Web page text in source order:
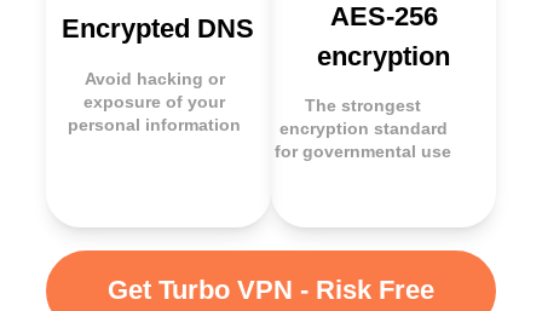
Encrypted DNS
Avoid hacking or
exposure of your
personal information
AES-256
encryption
The strongest
encryption standard
for governmental use
Get Turbo VPN - Risk Free